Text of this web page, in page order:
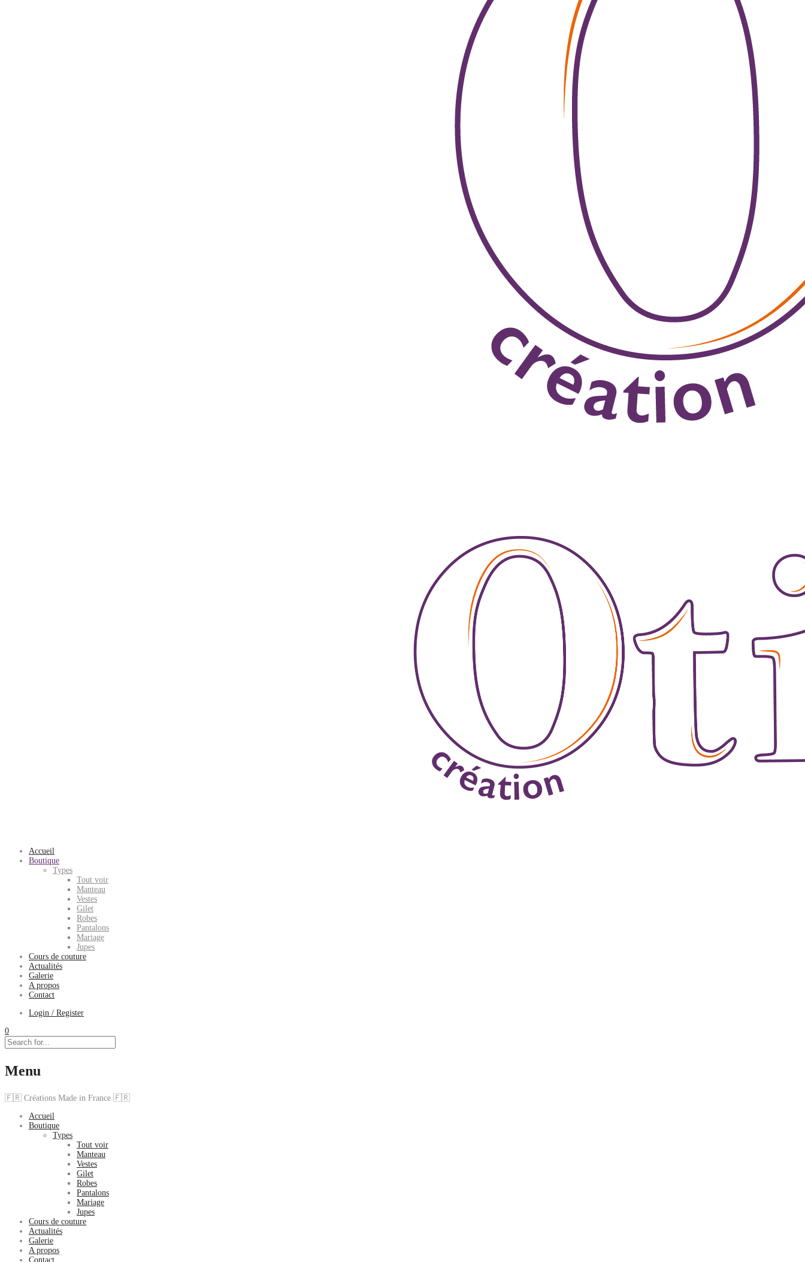
Accueil
Boutique
Types
Tout voir
Manteau
Vestes
Gilet
Robes
Pantalons
Mariage
Jupes
Cours de couture
Actualités
Galerie
A propos
Contact
Login / Register
0
Menu
🇫🇷 Créations Made in France 🇫🇷
Accueil
Boutique
Types
Tout voir
Manteau
Vestes
Gilet
Robes
Pantalons
Mariage
Jupes
Cours de couture
Actualités
Galerie
A propos
Contact